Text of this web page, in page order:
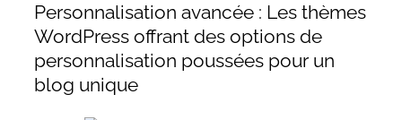
Personnalisation avancée : Les thèmes
WordPress offrant des options de
personnalisation poussées pour un
blog unique